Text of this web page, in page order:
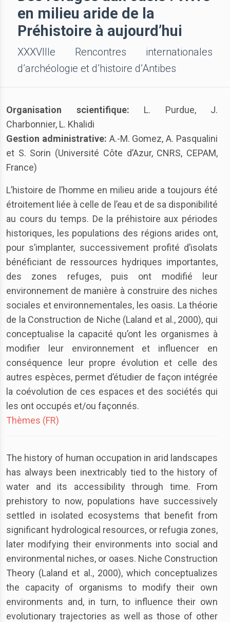
en milieu aride de la
Préhistoire à aujourd’hui
XXXVIIIe Rencontres internationales
d’archéologie et d’histoire d’Antibes
Organisation scientifique: L. Purdue, J.
Charbonnier, L. Khalidi
Gestion administrative: A.-M. Gomez, A. Pasqualini
et S. Sorin (Université Côte d’Azur, CNRS, CEPAM,
France)
L’histoire de l’homme en milieu aride a toujours été
étroitement liée à celle de l’eau et de sa disponibilité
au cours du temps. De la préhistoire aux périodes
historiques, les populations des régions arides ont,
pour s’implanter, successivement profité d’isolats
bénéficiant de ressources hydriques importantes,
des zones refuges, puis ont modifié leur
environnement de manière à construire des niches
sociales et environnementales, les oasis. La théorie
de la Construction de Niche (Laland et al., 2000), qui
conceptualise la capacité qu’ont les organismes à
modifier leur environnement et influencer en
conséquence leur propre évolution et celle des
autres espèces, permet d’étudier de façon intégrée
la coévolution de ces espaces et des sociétés qui
les ont occupés et/ou façonnés.
Thèmes (FR)
The history of human occupation in arid landscapes
has always been inextricably tied to the history of
water and its accessibility through time. From
prehistory to now, populations have successively
settled in isolated ecosystems that benefit from
significant hydrological resources, or refugia zones,
later modifying their environments into social and
environmental niches, or oases. Niche Construction
Theory (Laland et al., 2000), which conceptualizes
the capacity of organisms to modify their own
environments and, in turn, to influence their own
evolutionary trajectories as well as those of other